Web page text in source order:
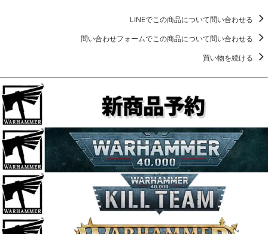
LINEでこの商品について問い合わせる
問い合わせフォームでこの商品について問い合わせる
買い物を続ける